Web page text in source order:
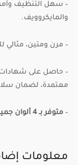
– سهل التنظيف
والمايكروويف.
– مرن ومتين، مثالي
– حاصل على
معتمدة، لضمان
– متوفر بـ 4 ألوان جميلة:
معلومات